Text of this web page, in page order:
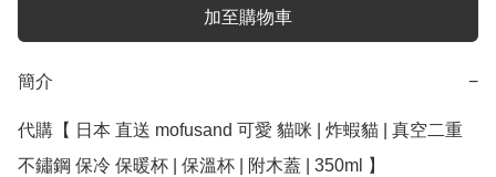
加至購物車
簡介 −
代購【 日本 直送 mofusand 可愛 貓咪 | 炸蝦貓 | 真空二重
不鏽鋼 保冷 保暖杯 | 保溫杯 | 附木蓋 | 350ml 】﻿